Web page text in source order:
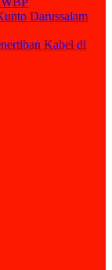
Darussalam
Kabel di